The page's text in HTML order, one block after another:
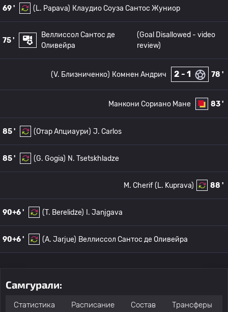
69 ' (L. Papava) Клаудио Соуза Сантос Жуниор
75 '
Веллиссол Сантос де
Оливейра
(Goal Disallowed - video
review)
78 '
2 - 1
Комнен Андрич
(V. Близниченко)
83 '
Манкони Сориано Мане
85 ' (Отар Апциаури) J. Carlos
85 ' (G. Gogia) N. Tsetskhladze
88 '
(L. Kuprava)
M. Cherif
90+6 ' (T. Berelidze) I. Janjgava
90+6 ' (A. Jarjue) Веллиссол Сантос де Оливейра
Самгурали:
Статистика Расписание Состав Трансферы